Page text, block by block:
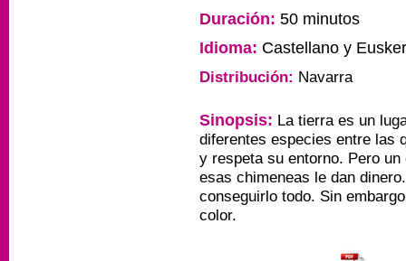
Duración: 50 minutos
Idioma: Castellano y
Distribución: Navarra
Sinopsis: La tierra es un
diferentes especies entre las
y respeta su entorno. Pero
esas chimeneas le dan
conseguirlo todo. Sin
color.